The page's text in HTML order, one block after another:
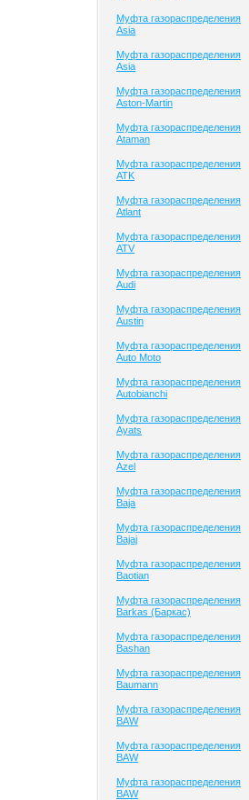
Муфта газораспределения
Asia
Муфта газораспределения
Asia
Муфта газораспределения
Aston-Martin
Муфта газораспределения
Ataman
Муфта газораспределения
ATK
Муфта газораспределения
Atlant
Муфта газораспределения
ATV
Муфта газораспределения
Audi
Муфта газораспределения
Austin
Муфта газораспределения
Auto Moto
Муфта газораспределения
Autobianchi
Муфта газораспределения
Ayats
Муфта газораспределения
Azel
Муфта газораспределения
Baja
Муфта газораспределения
Bajaj
Муфта газораспределения
Baotian
Муфта газораспределения
Barkas (Баркас)
Муфта газораспределения
Bashan
Муфта газораспределения
Baumann
Муфта газораспределения
BAW
Муфта газораспределения
BAW
Муфта газораспределения
BAW